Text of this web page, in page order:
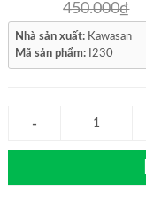
450.000₫
Nhà sản xuất: Kawasan
Mã sản phẩm: I230